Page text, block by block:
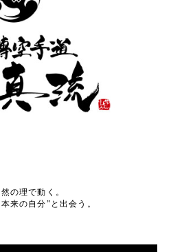
の理で動く。
来の自分”と出会う。